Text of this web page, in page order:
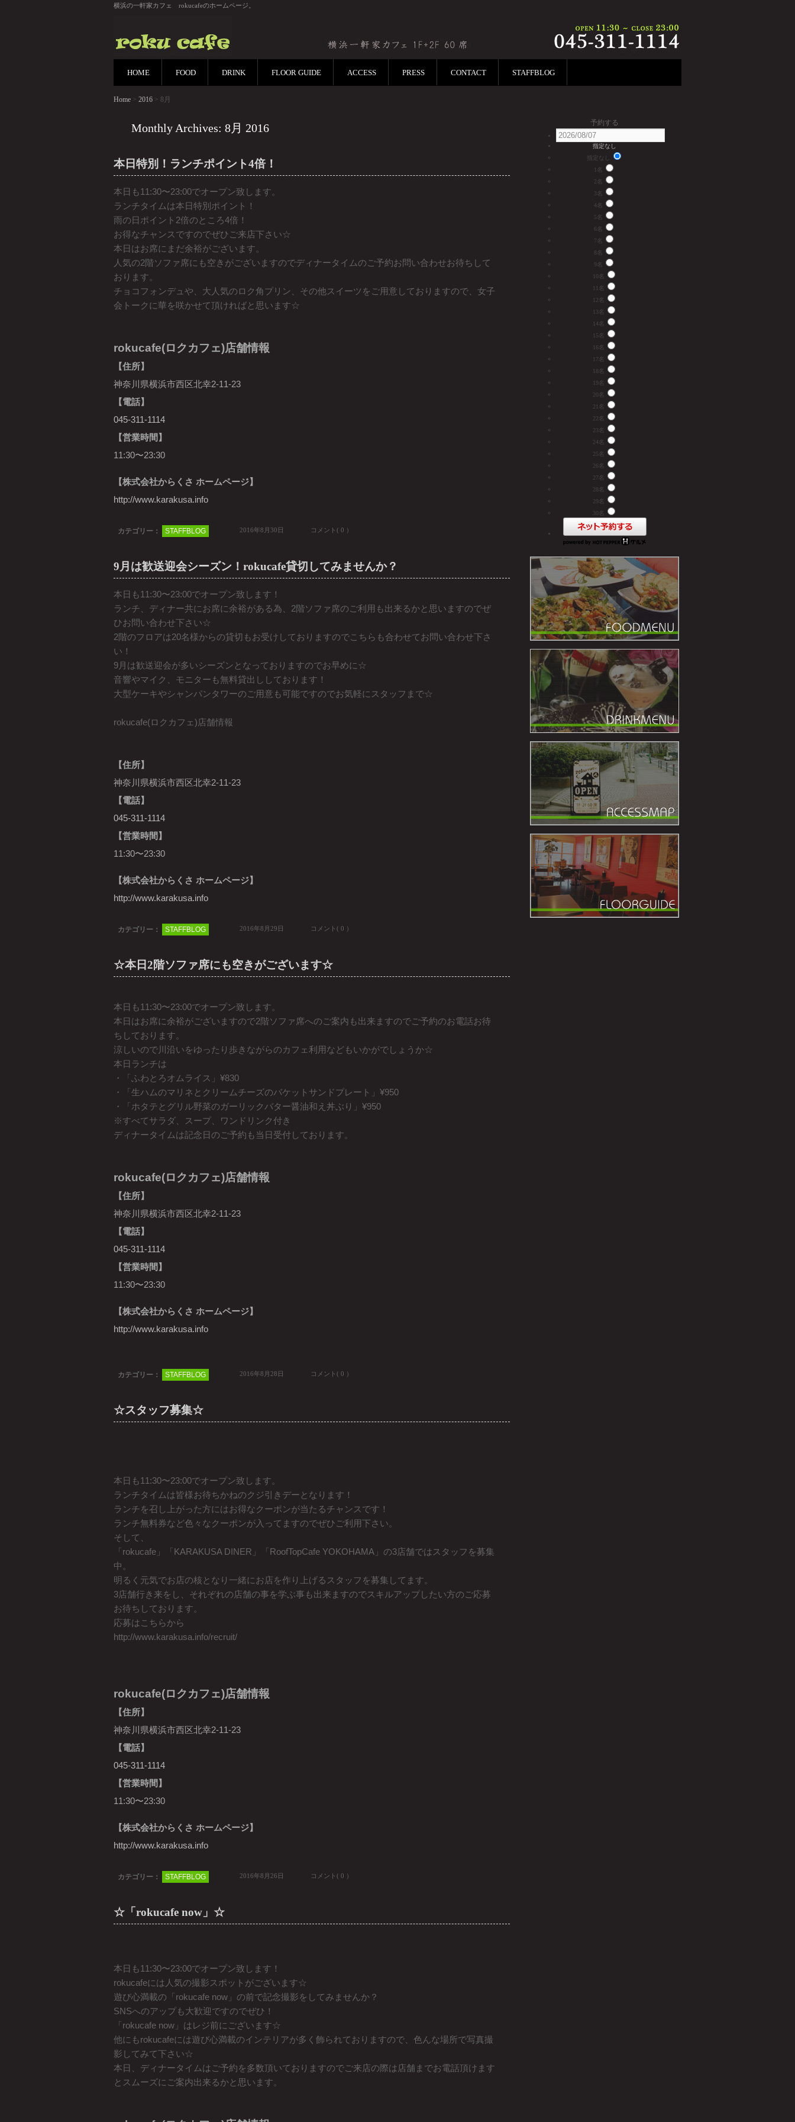
横浜の一軒家カフェ rokucafeのホームページ。
HOME FOOD DRINK FLOOR GUIDE ACCESS PRESS CONTACT STAFFBLOG
Home > 2016 > 8月
Monthly Archives: 8月 2016
本日特別！ランチポイント4倍！
本日も11:30〜23:00でオープン致します。
ランチタイムは本日特別ポイント！
雨の日ポイント2倍のところ4倍！
お得なチャンスですのでぜひご来店下さい☆
本日はお席にまだ余裕がございます。
人気の2階ソファ席にも空きがございますのでディナータイムのご予約お問い合わせお待ちして
おります。
チョコフォンデュや、大人気のロク角プリン、その他スイーツをご用意しておりますので、女子
会トークに華を咲かせて頂ければと思います☆
rokucafe(ロクカフェ)店舗情報
【住所】
神奈川県横浜市西区北幸2-11-23
【電話】
045-311-1114
【営業時間】
11:30〜23:30
【株式会社からくさ ホームページ】
http://www.karakusa.info
カテゴリー： STAFFBLOG 2016年8月30日 コメント( 0 ）
9月は歓送迎会シーズン！rokucafe貸切してみませんか？
本日も11:30〜23:00でオープン致します！
ランチ、ディナー共にお席に余裕がある為、2階ソファ席のご利用も出来るかと思いますのでぜ
ひお問い合わせ下さい☆
2階のフロアは20名様からの貸切もお受けしておりますのでこちらも合わせてお問い合わせ下さ
い！
9月は歓送迎会が多いシーズンとなっておりますのでお早めに☆
音響やマイク、モニターも無料貸出ししております！
大型ケーキやシャンパンタワーのご用意も可能ですのでお気軽にスタッフまで☆
rokucafe(ロクカフェ)店舗情報
【住所】
神奈川県横浜市西区北幸2-11-23
【電話】
045-311-1114
【営業時間】
11:30〜23:30
【株式会社からくさ ホームページ】
http://www.karakusa.info
カテゴリー： STAFFBLOG 2016年8月29日 コメント( 0 ）
☆本日2階ソファ席にも空きがございます☆
本日も11:30〜23:00でオープン致します。
本日はお席に余裕がございますので2階ソファ席へのご案内も出来ますのでご予約のお電話お待
ちしております。
涼しいので川沿いをゆったり歩きながらのカフェ利用などもいかがでしょうか☆
本日ランチは
・「ふわとろオムライス」¥830
・「生ハムのマリネとクリームチーズのバケットサンドプレート」¥950
・「ホタテとグリル野菜のガーリックバター醤油和え丼ぶり」¥950
※すべてサラダ、スープ、ワンドリンク付き
ディナータイムは記念日のご予約も当日受付しております。
rokucafe(ロクカフェ)店舗情報
【住所】
神奈川県横浜市西区北幸2-11-23
【電話】
045-311-1114
【営業時間】
11:30〜23:30
【株式会社からくさ ホームページ】
http://www.karakusa.info
カテゴリー： STAFFBLOG 2016年8月28日 コメント( 0 ）
☆スタッフ募集☆
本日も11:30〜23:00でオープン致します。
ランチタイムは皆様お待ちかねのクジ引きデーとなります！
ランチを召し上がった方にはお得なクーポンが当たるチャンスです！
ランチ無料券など色々なクーポンが入ってますのでぜひご利用下さい。
そして、
「rokucafe」「KARAKUSA DINER」「RoofTopCafe YOKOHAMA」の3店舗ではスタッフを募集
中。
明るく元気でお店の核となり一緒にお店を作り上げるスタッフを募集してます。
3店舗行き来をし、それぞれの店舗の事を学ぶ事も出来ますのでスキルアップしたい方のご応募
お待ちしております。
応募はこちらから
http://www.karakusa.info/recruit/
rokucafe(ロクカフェ)店舗情報
【住所】
神奈川県横浜市西区北幸2-11-23
【電話】
045-311-1114
【営業時間】
11:30〜23:30
【株式会社からくさ ホームページ】
http://www.karakusa.info
カテゴリー： STAFFBLOG 2016年8月26日 コメント( 0 ）
☆「rokucafe now」☆
本日も11:30〜23:00でオープン致します！
rokucafeには人気の撮影スポットがございます☆
遊び心満載の「rokucafe now」の前で記念撮影をしてみませんか？
SNSへのアップも大歓迎ですのでぜひ！
「rokucafe now」はレジ前にございます☆
他にもrokucafeには遊び心満載のインテリアが多く飾られておりますので、色んな場所で写真撮
影してみて下さい☆
本日、ディナータイムはご予約を多数頂いておりますのでご来店の際は店舗までお電話頂けます
とスムーズにご案内出来るかと思います。
予約する
指定なし
指定なし
1名
2名
3名
4名
5名
6名
7名
8名
9名
10名
11名
12名
13名
14名
15名
16名
17名
18名
19名
20名
21名
22名
23名
24名
25名
26名
27名
28名
29名
30名